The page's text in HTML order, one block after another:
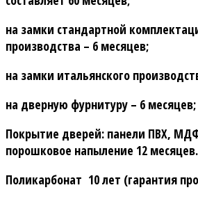
на замки стандартной
производства – 6 месяцев;
на замки итальянского
на дверную фурнитуру – 6 месяцев;
Покрытие дверей: панели ПВХ,
порошковое напыление 12 месяцев.
Поликарбонат 10 лет (гарантия